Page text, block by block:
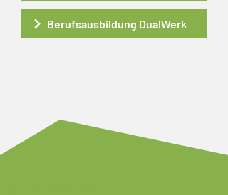
Berufsausbildung DualWerk